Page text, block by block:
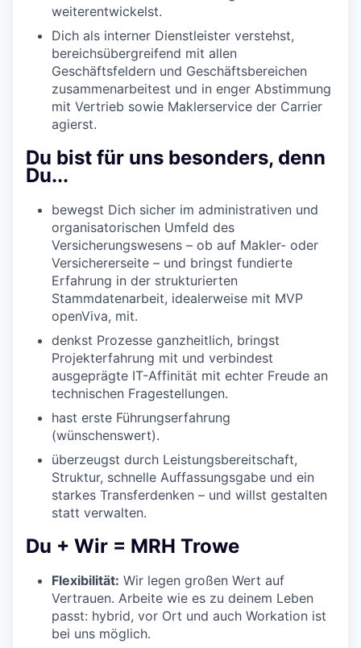
weiterentwickelst.
Dich als interner Dienstleister verstehst,
bereichsübergreifend mit allen
Geschäftsfeldern und Geschäftsbereichen
zusammenarbeitest und in enger Abstimmung
mit Vertrieb sowie Maklerservice der Carrier
agierst.
Du bist für uns besonders, denn
Du...
bewegst Dich sicher im administrativen und
organisatorischen Umfeld des
Versicherungswesens – ob auf Makler- oder
Versichererseite – und bringst fundierte
Erfahrung in der strukturierten
Stammdatenarbeit, idealerweise mit MVP
openViva, mit.
denkst Prozesse ganzheitlich, bringst
Projekterfahrung mit und verbindest
ausgeprägte IT-Affinität mit echter Freude an
technischen Fragestellungen.
hast erste Führungserfahrung
(wünschenswert).
überzeugst durch Leistungsbereitschaft,
Struktur, schnelle Auffassungsgabe und ein
starkes Transferdenken – und willst gestalten
statt verwalten.
Du + Wir = MRH Trowe
Flexibilität: Wir legen großen Wert auf
Vertrauen. Arbeite wie es zu deinem Leben
passt: hybrid, vor Ort und auch Workation ist
bei uns möglich.